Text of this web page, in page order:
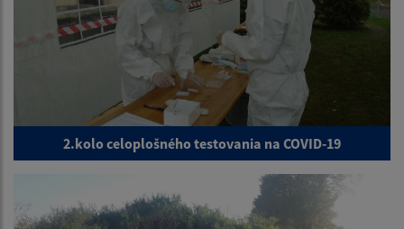
2.kolo celoplošného testovania na COVID-19